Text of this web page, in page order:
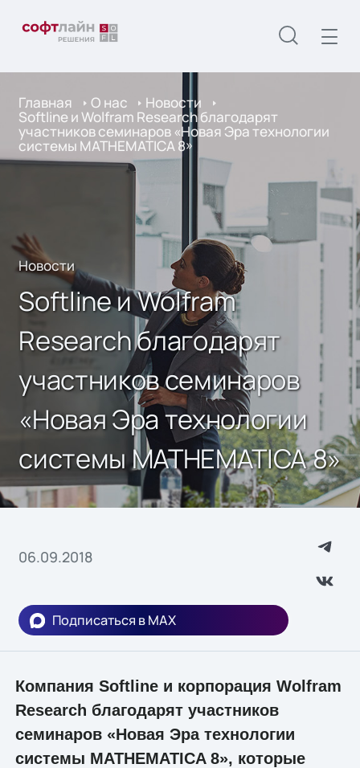
Главная О нас Новости
Softline и Wolfram Research благодарят
участников семинаров «Новая Эра технологии
системы MATHEMATICA 8»
Новости
Softline и Wolfram
Research благодарят
участников семинаров
«Новая Эра технологии
системы MATHEMATICA 8»
06.09.2018
Подписаться в MAX
Компания Softline и корпорация Wolfram
Research благодарят участников
семинаров «Новая Эра технологии
системы MATHEMATICA 8», которые